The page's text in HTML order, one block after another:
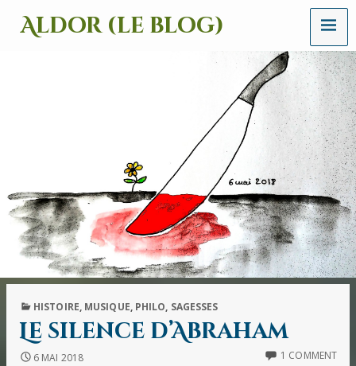
Aldor (le blog) MENU
PUBLISHED
HISTOIRE, MUSIQUE, PHILO, SAGESSES
Le silence d’Abraham
6 MAI 2018 1 COMMENT